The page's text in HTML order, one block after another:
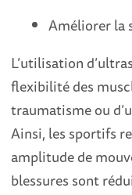
Améliorer la
L’utilisation
flexibilité des
traumatisme ou
Ainsi, les sportifs
amplitude de
blessures sont